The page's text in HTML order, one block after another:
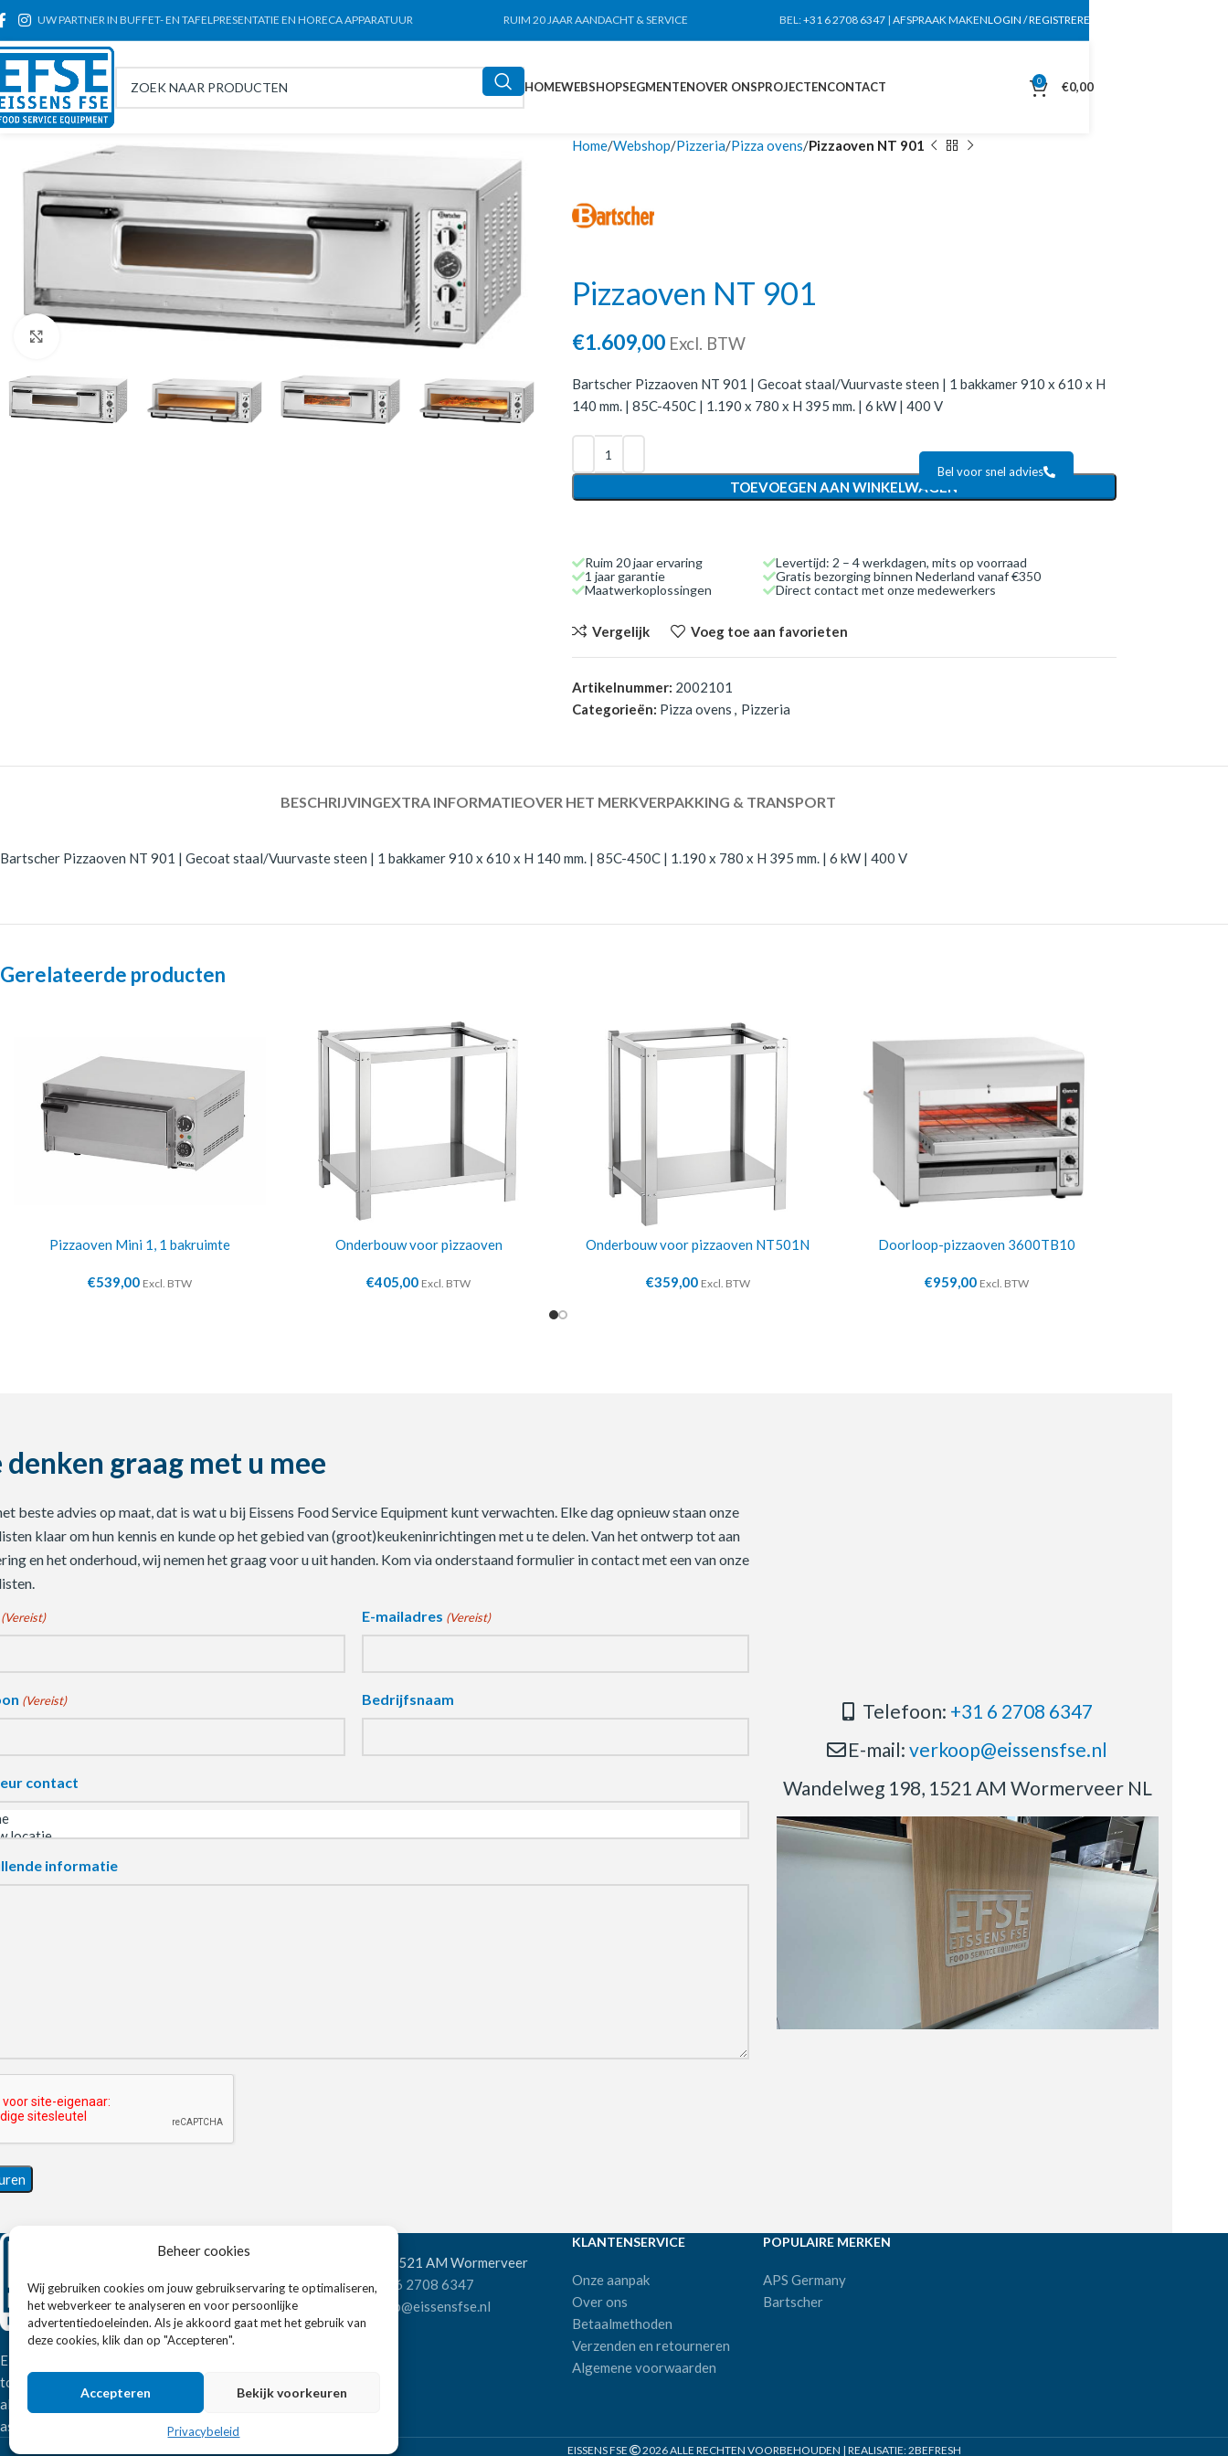
Beheer cookies
Wij gebruiken cookies om jouw gebruikservaring te optimaliseren,
het webverkeer te analyseren en voor persoonlijke
advertentiedoeleinden. Als je akkoord gaat met het gebruik van
deze cookies, klik dan op "Accepteren".
Accepteren Bekijk voorkeuren
Privacybeleid
UW PARTNER IN BUFFET- EN TAFELPRESENTATIE EN HORECA APPARATUUR RUIM 20 JAAR AANDACHT & SERVICE BEL:+31 6 2708 6347 | AFSPRAAK MAKENLOGIN / REGISTREREN
HOMEWEBSHOPSEGMENTENOVER ONSPROJECTENCONTACT 0 €0,00
Home Webshop Pizzeria Pizza ovens Pizzaoven NT 901
Pizzaoven NT 901
€1.609,00 Excl. BTW
Bartscher Pizzaoven NT 901 | Gecoat staal/Vuurvaste steen | 1 bakkamer 910 x 610 x H
140 mm. | 85C-450C | 1.190 x 780 x H 395 mm. | 6 kW | 400 V
TOEVOEGEN AAN WINKELWAGEN
Bel voor snel advies
Ruim 20 jaar ervaring
1 jaar garantie
Maatwerkoplossingen
Levertijd: 2 – 4 werkdagen, mits op voorraad
Gratis bezorging binnen Nederland vanaf €350
Direct contact met onze medewerkers
Vergelijk Voeg toe aan favorieten
Artikelnummer: 2002101
Categorieën: Pizza ovens , Pizzeria
BESCHRIJVINGEXTRA INFORMATIEOVER HET MERKVERPAKKING & TRANSPORT
Bartscher Pizzaoven NT 901 | Gecoat staal/Vuurvaste steen | 1 bakkamer 910 x 610 x H 140 mm. | 85C-450C | 1.190 x 780 x H 395 mm. | 6 kW | 400 V
Gerelateerde producten
Pizzaoven Mini 1, 1 bakruimte
€539,00 Excl. BTW
Onderbouw voor pizzaoven
€405,00 Excl. BTW
Onderbouw voor pizzaoven NT501N
€359,00 Excl. BTW
Doorloop-pizzaoven 3600TB10
€959,00 Excl. BTW
denken graag met u mee
beste advies op maat, dat is wat u bij Eissens Food Service Equipment kunt verwachten. Elke dag opnieuw staan onze
klaar om hun kennis en kunde op het gebied van (groot)keukeninrichtingen met u te delen. Van het ontwerp tot aan
en het onderhoud, wij nemen het graag voor u uit handen. Kom via onderstaand formulier in contact met een van onze
(Vereist) E-mailadres (Vereist)
(Vereist) Bedrijfsnaam
contact
informatie
Telefoon: +31 6 2708 6347
E-mail:verkoop@eissensfse.nl
Wandelweg 198, 1521 AM Wormerveer NL
Eissens FSE is een horeca
totaalleverancier. U vindt bij ons niet
alleen inspiratie maar ook een breed
assortiment horeca apparatuur.
Wandelweg 198, 1521 AM Wormerveer
Telefoon:+31 6 2708 6347
verkoop@eissensfse.nl
KLANTENSERVICE
Onze aanpak
Over ons
Betaalmethoden
Verzenden en retourneren
Algemene voorwaarden
POPULAIRE MERKEN
APS Germany
Bartscher
EISSENS FSE 2026 ALLE RECHTEN VOORBEHOUDEN | REALISATIE:2BEFRESH